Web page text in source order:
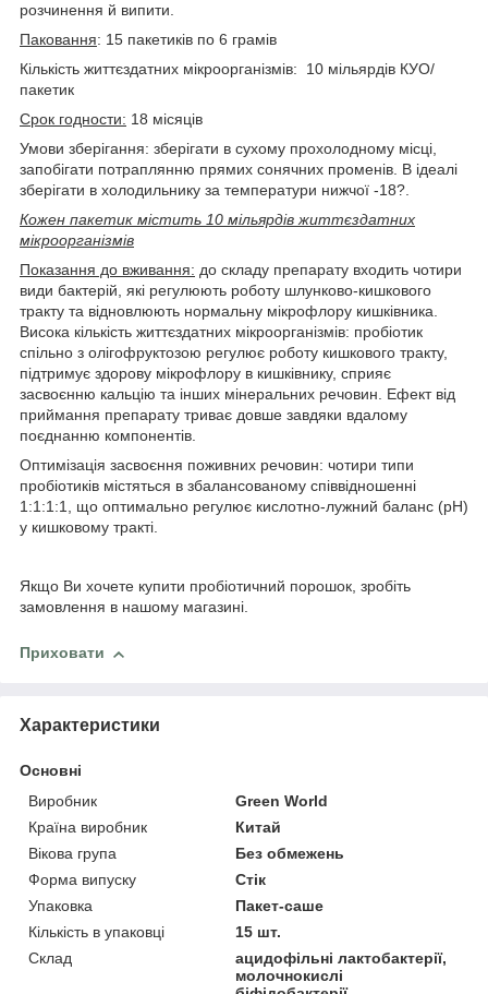
розчинення й випити.
Паковання: 15 пакетиків по 6 грамів
Кількість життєздатних мікроорганізмів: 10 мільярдів КУО/
пакетик
Срок годности: 18 місяців
Умови зберігання: зберігати в сухому прохолодному місці,
запобігати потраплянню прямих сонячних променів. В ідеалі
зберігати в холодильнику за температури нижчої -18?.
Кожен пакетик містить 10 мільярдів життєздатних
мікроорганізмів
Показання до вживання: до складу препарату входить чотири
види бактерій, які регулюють роботу шлунково-кишкового
тракту та відновлюють нормальну мікрофлору кишківника.
Висока кількість життєздатних мікроорганізмів: пробіотик
спільно з олігофруктозою регулює роботу кишкового тракту,
підтримує здорову мікрофлору в кишківнику, сприяє
засвоєнню кальцію та інших мінеральних речовин. Ефект від
приймання препарату триває довше завдяки вдалому
поєднанню компонентів.
Оптимізація засвоєння поживних речовин: чотири типи
пробіотиків містяться в збалансованому співвідношенні
1:1:1:1, що оптимально регулює кислотно-лужний баланс (рН)
у кишковому тракті.
Якщо Ви хочете купити пробіотичний порошок, зробіть
замовлення в нашому магазині.
Приховати
Характеристики
Основні
Виробник
Green World
Країна виробник
Китай
Вікова група
Без обмежень
Форма випуску
Стік
Упаковка
Пакет-саше
Кількість в упаковці
15 шт.
Склад
ацидофільні лактобактерії,
молочнокислі